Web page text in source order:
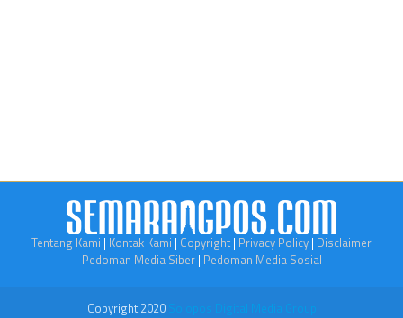
Tentang Kami | Kontak Kami | Copyright | Privacy Policy | Disclaimer
Pedoman Media Siber| Pedoman Media Sosial
Copyright 2020 Solopos Digital Media Group